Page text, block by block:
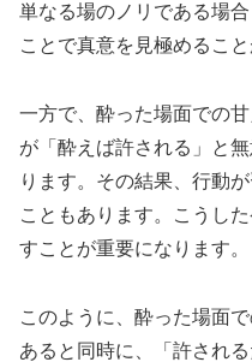
単なる場のノリである場
ことで真意を見極めること
一方で、酔った場面での
が「酔えば許される」と
ります。その結果、行動
こともあります。こうし
すことが重要になります。
このように、酔った場面
あると同時に、「許され